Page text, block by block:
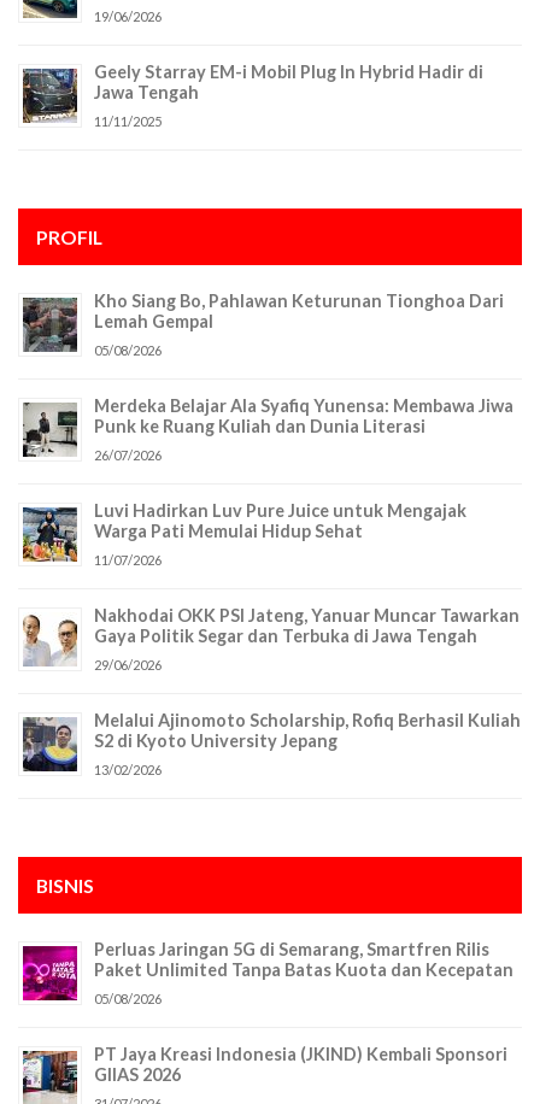
19/06/2026
Geely Starray EM-i Mobil Plug In Hybrid Hadir di
Jawa Tengah
11/11/2025
PROFIL
Kho Siang Bo, Pahlawan Keturunan Tionghoa Dari
Lemah Gempal
05/08/2026
Merdeka Belajar Ala Syafiq Yunensa: Membawa Jiwa
Punk ke Ruang Kuliah dan Dunia Literasi
26/07/2026
Luvi Hadirkan Luv Pure Juice untuk Mengajak
Warga Pati Memulai Hidup Sehat
11/07/2026
Nakhodai OKK PSI Jateng, Yanuar Muncar Tawarkan
Gaya Politik Segar dan Terbuka di Jawa Tengah
29/06/2026
Melalui Ajinomoto Scholarship, Rofiq Berhasil Kuliah
S2 di Kyoto University Jepang
13/02/2026
BISNIS
Perluas Jaringan 5G di Semarang, Smartfren Rilis
Paket Unlimited Tanpa Batas Kuota dan Kecepatan
05/08/2026
PT Jaya Kreasi Indonesia (JKIND) Kembali Sponsori
GIIAS 2026